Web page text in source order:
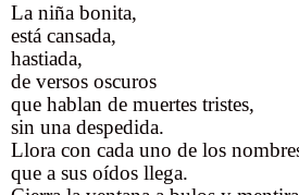
La niña bonita,
está cansada,
hastiada,
de versos oscuros
que hablan de muertes tristes,
sin una despedida.
Llora con cada uno de los
que a sus oídos llega.